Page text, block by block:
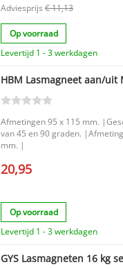
Adviesprijs € 11,13
Op voorraad
Levertijd 1 - 3 werkdagen
HBM Lasmagneet aan/uit
Afmetingen 95 x 115 mm.
van 45 en 90 graden.
mm. |
20,95
Op voorraad
Levertijd 1 - 3 werkdagen
GYS Lasmagneten 16 kg